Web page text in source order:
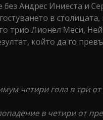
Андрес Иниеста и
в
трио Лионел Меси,
който да го
четири гола в три
в четири от